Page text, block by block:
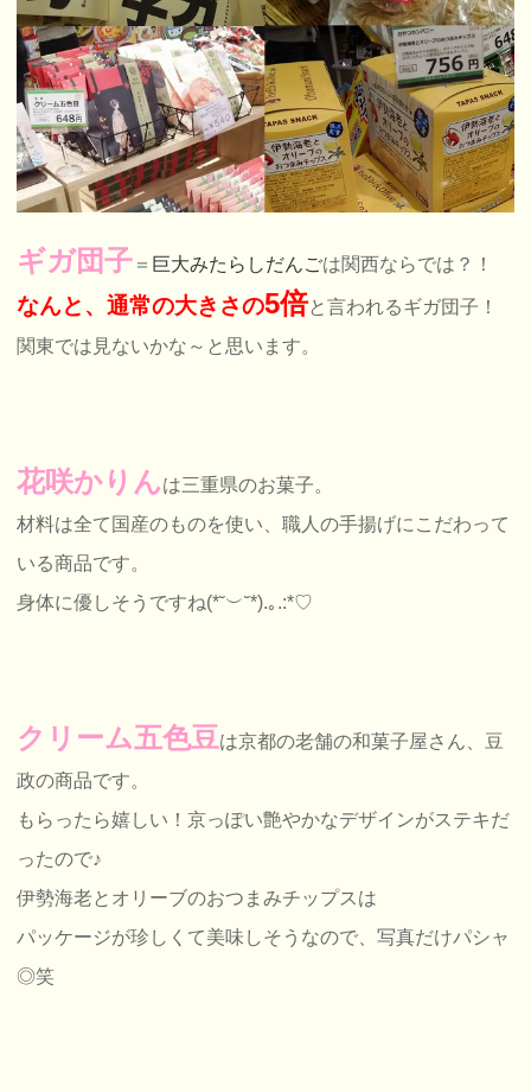
ギガ団子 ＝ 巨大みたらしだんごは関西ならでは？！
なんと、通常の大きさの5倍と言われるギガ団子！
関東では見ないかな～と思います。
花咲かりんは三重県のお菓子。
材料は全て国産のものを使い、職人の手揚げにこだわって
いる商品です。
身体に優しそうですね(*˘︶˘*).｡.:*♡
クリーム五色豆は京都の老舗の和菓子屋さん、豆
政の商品です。
もらったら嬉しい！京っぽい艶やかなデザインがステキだ
ったので♪
伊勢海老とオリーブのおつまみチップスは
パッケージが珍しくて美味しそうなので、写真だけパシャ
◎笑